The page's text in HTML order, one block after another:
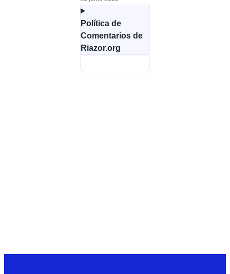
Política de
Comentarios de
Riazor.org